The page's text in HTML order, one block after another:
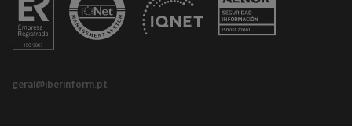
geral@iberinform.pt